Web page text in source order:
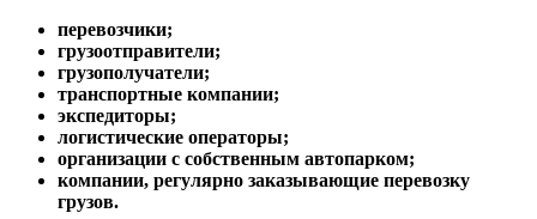
перевозчики;
грузоотправители;
грузополучатели;
транспортные компании;
экспедиторы;
логистические операторы;
организации с собственным автопарком;
компании, регулярно заказывающие перевозку
грузов.